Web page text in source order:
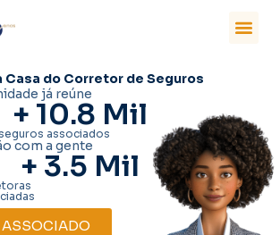
Casa do Corretor de Seguros
já reúne
+ 10.8 Mil
associados
com a gente
+ 3.5 Mil
ASSOCIADO